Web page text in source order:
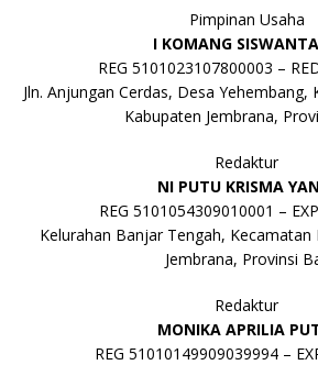
Pimpinan Usaha
I KOMANG
REG 5101023107800003 –
Jln. Anjungan Cerdas, Desa
Kabupaten Jembrana,
Redaktur
NI PUTU KRISMA
REG 5101054309010001 –
Kelurahan Banjar Tengah, Kecamatan
Jembrana, Provinsi
Redaktur
MONIKA APRILIA
REG 51010149909039994 –